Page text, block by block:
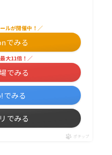
ルが開催中！／
でみる
大11倍！／
でみる
でみる
でみる
ポチップ